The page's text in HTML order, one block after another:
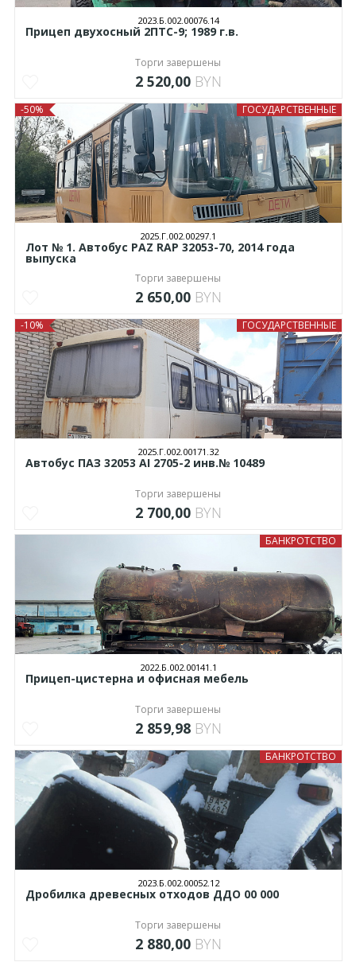
2023.Б.002.00076.14
Прицеп двухосный 2ПТС-9; 1989 г.в.
Торги завершены
2 520,00 BYN
ГОСУДАРСТВЕННЫЕ
-50%
2025.Г.002.00297.1
Лот № 1. Автобус РAZ RAP 32053-70, 2014 года
выпуска
Торги завершены
2 650,00 BYN
ГОСУДАРСТВЕННЫЕ
-10%
2025.Г.002.00171.32
Автобус ПАЗ 32053 АI 2705-2 инв.№ 10489
Торги завершены
2 700,00 BYN
БАНКРОТСТВО
2022.Б.002.00141.1
Прицеп-цистерна и офисная мебель
Торги завершены
2 859,98 BYN
БАНКРОТСТВО
2023.Б.002.00052.12
Дробилка древесных отходов ДДО 00 000
Торги завершены
2 880,00 BYN